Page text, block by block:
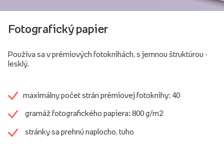
Fotografický papier
Používa sa v prémiových fotoknihách, s jemnou štruktúrou -
lesklý.
maximálny počet strán prémiovej fotoknihy: 40
gramáž fotografického papiera: 800 g/m2
stránky sa prehnú naplocho, tuho